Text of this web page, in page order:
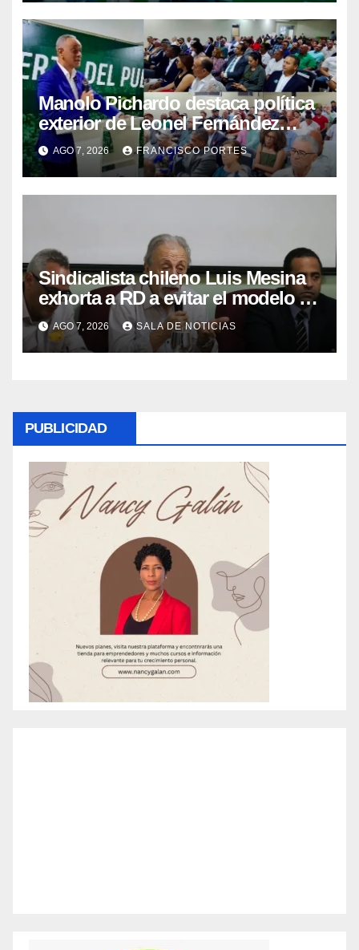
Manolo Pichardo destaca política
exterior de Leonel Fernández
como referente de liderazgo y
defensa del interés nacional
AGO 7, 2026 FRANCISCO PORTES
Sindicalista chileno Luis Mesina
exhorta a RD a evitar el modelo de
AFP y apostar por un sistema
solidario
AGO 7, 2026 SALA DE NOTICIAS
PUBLICIDAD